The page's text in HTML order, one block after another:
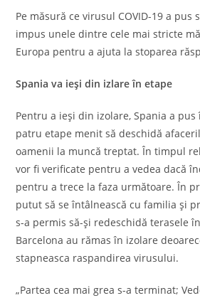
Pe măsură ce virusul COVID-19 a pus
impus unele dintre cele mai stricte
Europa pentru a ajuta la stoparea
Spania va ieși din izlare în etape
Pentru a ieși din izolare, Spania a
patru etape menit să deschidă
oamenii la muncă treptat. În timpul
vor fi verificate pentru a vedea dacă
pentru a trece la faza următoare. În
putut să se întâlnească cu familia și
s-a permis să-și redeschidă terasele
Barcelona au rămas în izolare
stapneasca raspandirea virusului.
„Partea cea mai grea s-a terminat;